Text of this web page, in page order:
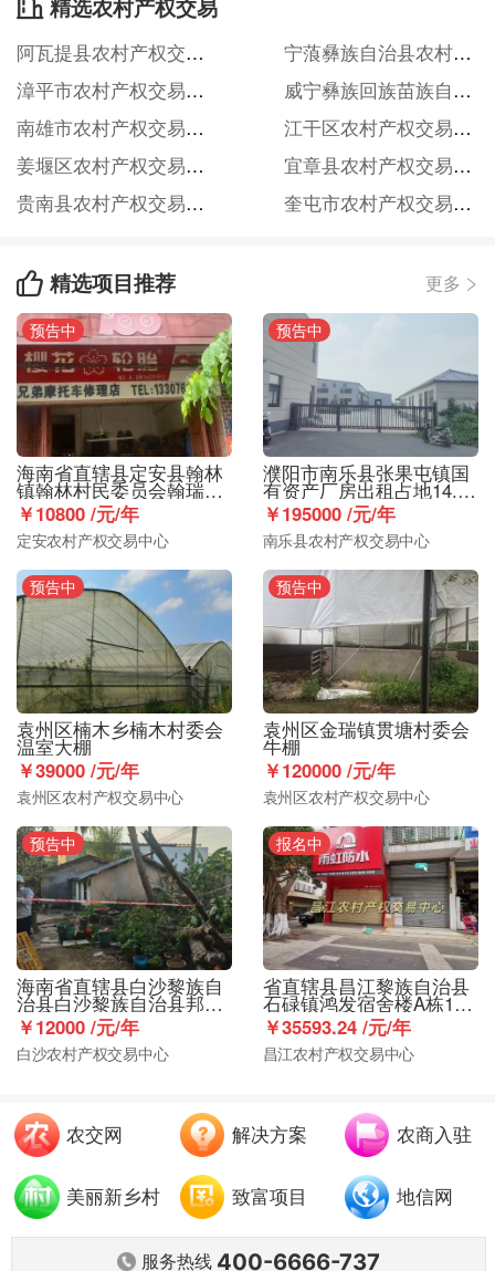
 精选农村产权交易
阿瓦提县农村产权交易信息服务网
宁蒗彝族自治县农村产权交易信息服务网
漳平市农村产权交易信息服务网
威宁彝族回族苗族自治县农村产权交易信息服务网
南雄市农村产权交易服务中心
江干区农村产权交易信息服务网
姜堰区农村产权交易信息服务网
宜章县农村产权交易信息服务网
贵南县农村产权交易信息服务网
奎屯市农村产权交易信息服务网
 精选项目推荐 更多 
预告中
海南省直辖县定安县翰林
镇翰林村民委员会翰瑞街
112号商品楼128㎡出租
￥10800 /元/年
定安农村产权交易中心
预告中
濮阳市南乐县张果屯镇国
有资产厂房出租占地14.6
亩
￥195000 /元/年
南乐县农村产权交易中心
预告中
袁州区楠木乡楠木村委会
温室大棚
￥39000 /元/年
袁州区农村产权交易中心
预告中
袁州区金瑞镇贯塘村委会
牛棚
￥120000 /元/年
袁州区农村产权交易中心
预告中
海南省直辖县白沙黎族自
治县白沙黎族自治县邦溪
镇孟果路58、60、62号商
铺后方约940㎡（约合1.41
亩）土地出租
￥12000 /元/年
白沙农村产权交易中心
报名中
省直辖县昌江黎族自治县
石碌镇鸿发宿舍楼A栋1-2
层102号商铺184.23㎡出
租
￥35593.24 /元/年
昌江农村产权交易中心
农交网 解决方案 农商入驻
美丽新乡村 致富项目 地信网
服务热线 400-6666-737